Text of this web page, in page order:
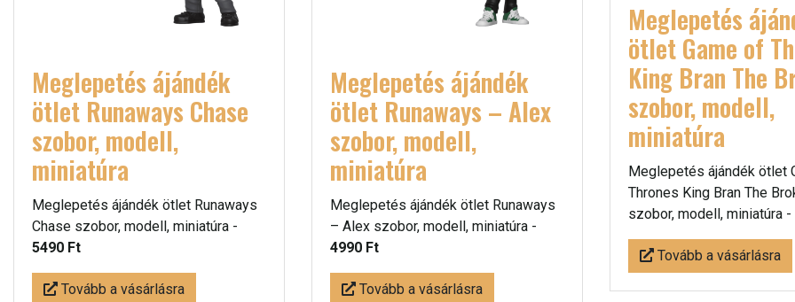
Meglepetés ájándék
ötlet Runaways Chase
szobor, modell,
miniatúra
Meglepetés ájándék ötlet Runaways
Chase szobor, modell, miniatúra -
5490 Ft
Tovább a vásárlásra
Meglepetés ájándék
ötlet Runaways – Alex
szobor, modell,
miniatúra
Meglepetés ájándék ötlet Runaways
– Alex szobor, modell, miniatúra -
4990 Ft
Tovább a vásárlásra
Meglepetés
ötlet Game of
King Bran The
szobor, modell,
miniatúra
Meglepetés ájándék ötlet
Thrones King Bran The
szobor, modell, miniatúra -
Tovább a vásárlásra